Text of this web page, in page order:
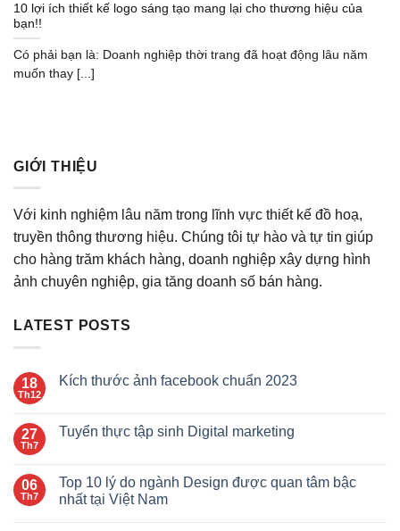
10 lợi ích thiết kế logo sáng tạo mang lại cho thương hiệu của
bạn!!
Có phải bạn là: Doanh nghiệp thời trang đã hoạt động lâu năm
muốn thay [...]
GIỚI THIỆU
Với kinh nghiệm lâu năm trong lĩnh vực thiết kế đồ hoạ,
truyền thông thương hiệu. Chúng tôi tự hào và tự tin giúp
cho hàng trăm khách hàng, doanh nghiệp xây dựng hình
ảnh chuyên nghiệp, gia tăng doanh số bán hàng.
LATEST POSTS
18
Th12
Kích thước ảnh facebook chuẩn 2023
27
Th7
Tuyển thực tập sinh Digital marketing
06
Th7
Top 10 lý do ngành Design được quan tâm bậc
nhất tại Việt Nam